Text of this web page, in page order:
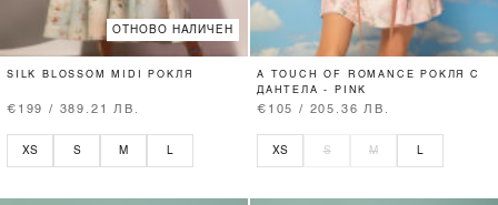
ОТНОВО НАЛИЧЕН
SILK BLOSSOM MIDI РОКЛЯ
€199 / 389.21 ЛВ.
XS S M L
A TOUCH OF ROMANCE РОКЛЯ С
ДАНТЕЛА - PINK
€105 / 205.36 ЛВ.
XS S M L